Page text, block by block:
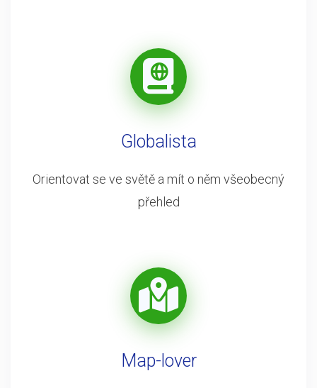
Globalista
Orientovat se ve světě a mít o něm všeobecný
přehled
Map-lover